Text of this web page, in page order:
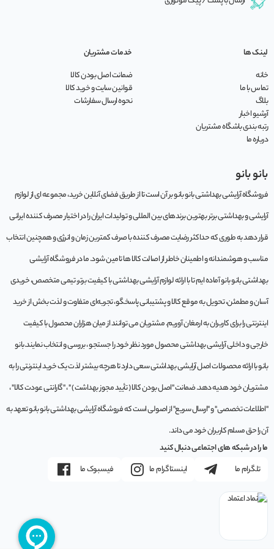
لینک ها
خانه
تماس با ما
بلاگ
آرشیو اخبار
رتبه بندی باشگاه مشتریان
درباره ما
خدمات مشتریان
ضمانت اصل بودن کالا
قوانین سایت و خرید کالا
نحوه ارسال سفارشات
بانو بانو
فروشگاه آرایشی بهداشتی بانو بانو بر آن است تا از طریق فضای آنلاین خرید، مجموعه‌ ای از لوازم
آرایشی و بهداشتی برتر بهترین برندهای بین المللی و تولیدات ایران را در اختیار مصرف کننده ایرانی
قرار دهد به طوری که حداکثر رضایت مصرف کننده با صرف کمترین زمان و انرژی و همچنین انتخاب
مناسب و هوشمندانه و اطمینان خاطر از اصالت کالا ها تامین شود. ما در فروشگاه آرایشی
بهداشتی بانو بانو آماده ایم تا با ارائه لوازم آرایشی بهداشتی با کیفیت برتر، تیمی متخصص، خریدی
آسان و مطمئن، تحویل به موقع کالا و پشتیبانی پاسخگو، تجربه‌ای متفاوت و لذت بخش از خرید
اینترنتی را برای کاربران به ارمغان آوریم. مشتريان می توانند از ميان هزاران محصول با کيفيت
خارجی و داخلی آرایشی بهداشتی محصول مورد نظر خود را جستجو ، بررسی و انتخاب نمايند.بانو
بانو با ارائه محصولات اصل آرایشی بهداشتی سعی دارد تا هرچه بیشتر لذت یک خرید اینترنتی را به
مشتریان خود هدیه دهد. ضمانت "اصل بودن کالا ( تأیید مجوز بهداشت ) " ، "گارانتی عودت کالا" ،
"اطلاعات تخصصی" و "ارسال سریع" از اصولی است که فروشگاه آرایشی بهداشتی بانو بانو تعهد به
آن را حق مسلم کاربران خود می داند.
ما را در شبکه های اجتماعی دنبال کنید
تلگرام ما
اینستاگرام ما فیسبوک ما